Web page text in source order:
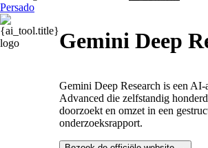
Persado
Gemini Deep
Gemini Deep Research is een
Advanced die zelfstandig
doorzoekt en omzet in een
onderzoeksrapport.